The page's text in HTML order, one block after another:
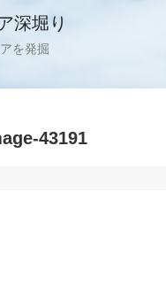
深堀り
を発掘
43191